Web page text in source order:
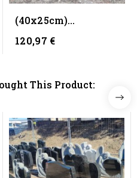
(40x25cm)
(черный) - form 7
120,97 €
This Product: